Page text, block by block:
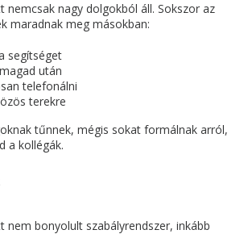
nemcsak nagy dolgokból áll. Sokszor az
maradnak meg másokban:
segítséget
után
telefonálni
terekre
tűnnek, mégis sokat formálnak arról,
a kollégák.
nem bonyolult szabályrendszer, inkább